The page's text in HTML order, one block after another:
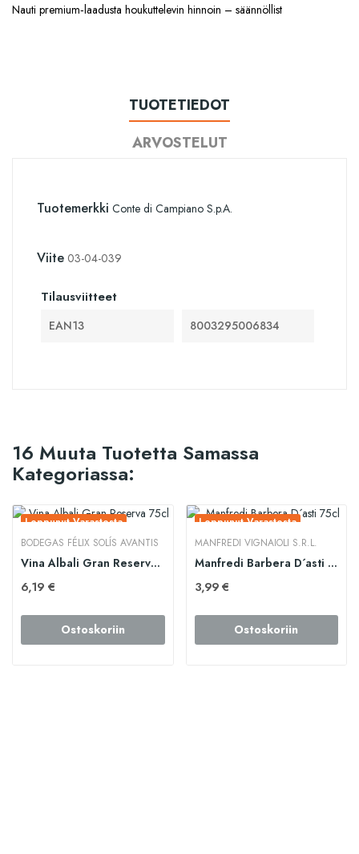
Nauti premium‑laadusta houkuttelevin hinnoin – säännöllist
TUOTETIEDOT
ARVOSTELUT
Tuotemerkki Conte di Campiano S.p.A.
Viite 03-04-039
Tilausviitteet
EAN13 8003295006834
16 Muuta Tuotetta Samassa
Kategoriassa:
Loppunut Varastosta
BODEGAS FÉLIX SOLÍS AVANTIS
Vina Albali Gran Reserva 75cl
6,19 €
Ostoskoriin
Loppunut Varastosta
MANFREDI VIGNAIOLI S.R.L.
Manfredi Barbera D´asti 75cl
3,99 €
Ostoskoriin